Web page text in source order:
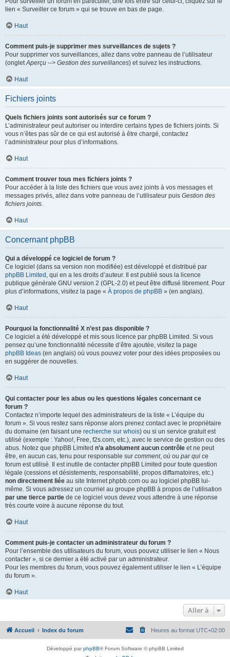
lien « Surveiller ce forum » qui se trouve en bas de page.
Haut
Comment puis-je supprimer mes surveillances de sujets ?
Pour supprimer vos surveillances, allez dans votre panneau de l’utilisateur
(ongletAperçu --> Gestion des surveillances) et suivez les instructions.
Haut
Fichiers joints
Quels fichiers joints sont autorisés sur ce forum ?
L’administrateur peut autoriser ou interdire certains types de fichiers joints. Si
vous n’êtes pas sûr de ce qui est autorisé à être chargé, contactez
l’administrateur pour plus d’informations.
Haut
Comment trouver tous mes fichiers joints ?
Pour accéder à la liste des fichiers que vous avez joints à vos messages et
messages privés, allez dans votre panneau de l’utilisateur puis Gestion des
fichiers joints.
Haut
Concernant phpBB
Qui a développé ce logiciel de forum ?
Ce logiciel (dans sa version non modifiée) est développé et distribué par
phpBB Limited , qui en a les droits d’auteur. Il est publié sous la licence
publique générale GNU version 2 (GPL-2.0) et peut être diffusé librement. Pour
plus d’informations, visitez la page « À propos de phpBB » (en anglais).
Haut
Pourquoi la fonctionnalité X n’est pas disponible ?
Ce logiciel a été développé et mis sous licence par phpBB Limited. Si vous
pensez qu’une fonctionnalité nécessite d’être ajoutée, visitez la page
phpBB Ideas (en anglais) où vous pouvez voter pour des idées proposées ou
en suggérer de nouvelles.
Haut
Qui contacter pour les abus ou les questions légales concernant ce
forum ?
Contactez n’importe lequel des administrateurs de la liste « L’équipe du
forum ». Si vous restez sans réponse alors prenez contact avec le propriétaire
du domaine (en faisant une recherche sur whois) ou si un service gratuit est
utilisé (exemple : Yahoo!, Free, f2s.com, etc.), avec le service de gestion ou des
abus. Notez que phpBB Limited n’a absolument aucun contrôle et ne peut
être, en aucun cas, tenu pour responsable sur comment, où ou par qui ce
forum est utilisé. Il est inutile de contacter phpBB Limited pour toute question
légale (cessions et désistements, responsabilité, propos diffamatoires, etc.)
non directement liée au site Internet phpbb.com ou au logiciel phpBB lui-
même. Si vous adressez un courriel au groupe phpBB à propos de l’utilisation
par une tierce partie de ce logiciel vous devez vous attendre à une réponse
très courte voire à aucune réponse du tout.
Haut
Comment puis-je contacter un administrateur du forum ?
Pour l’ensemble des utilisateurs du forum, vous pouvez utiliser le lien « Nous
contacter », si ce dernier a été activé par un administrateur.
Pour les membres du forum, vous pouvez également utiliser le lien « L’équipe
du forum ».
Haut
Aller à
Accueil Index du forum Heures au format UTC+02:00
Développé parphpBB® Forum Software © phpBB Limited